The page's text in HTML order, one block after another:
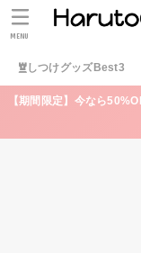
しつけグッズBest3
MENU
【期間限定】今なら